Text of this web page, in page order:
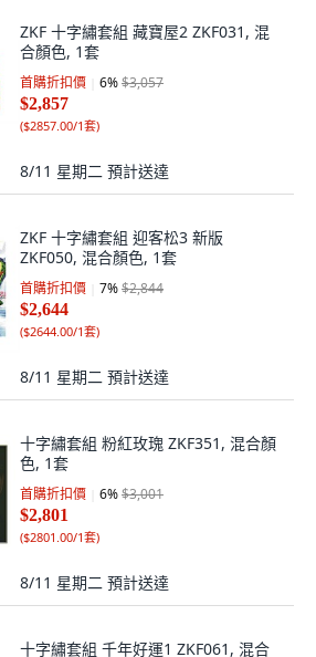
ZKF 十字繡套組 藏寶屋2 ZKF031, 混
合顏色, 1套
首購折扣價 6%$3,057
$2,857
($2857.00/1套)
8/11 星期二 預計送達
ZKF 十字繡套組 迎客松3 新版
ZKF050, 混合顏色, 1套
首購折扣價 7%$2,844
$2,644
($2644.00/1套)
8/11 星期二 預計送達
十字繡套組 粉紅玫瑰 ZKF351, 混合顏
色, 1套
首購折扣價 6%$3,001
$2,801
($2801.00/1套)
8/11 星期二 預計送達
十字繡套組 千年好運1 ZKF061, 混合